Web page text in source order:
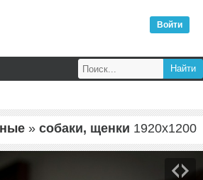
Войти
» собаки, щенки 1920x1200